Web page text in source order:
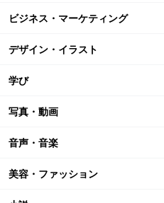
ビジネス・マーケティング
デザイン・イラスト
学び
写真・動画
音声・音楽
美容・ファッション